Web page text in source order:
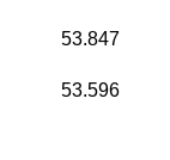
53.847
53.596